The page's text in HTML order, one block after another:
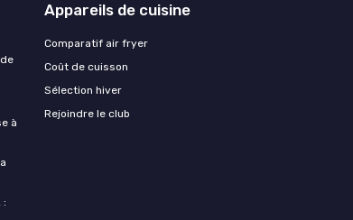
à
:
Appareils de cuisine
Comparatif air fryer
Coût de cuisson
Sélection hiver
Rejoindre le club